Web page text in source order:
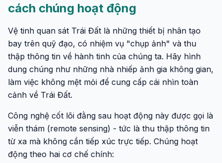
cách chúng hoạt động
Vệ tinh quan sát Trái Đất là những thiết bị nhân tạo
bay trên quỹ đạo, có nhiệm vụ "chụp ảnh" và thu
thập thông tin về hành tinh của chúng ta. Hãy hình
dung chúng như những nhà nhiếp ảnh gia không gian,
làm việc không mệt mỏi để cung cấp cái nhìn toàn
cảnh về Trái Đất.
Công nghệ cốt lõi đằng sau hoạt động này được gọi là
viễn thám (remote sensing) - tức là thu thập thông tin
từ xa mà không cần tiếp xúc trực tiếp. Chúng hoạt
động theo hai cơ chế chính: